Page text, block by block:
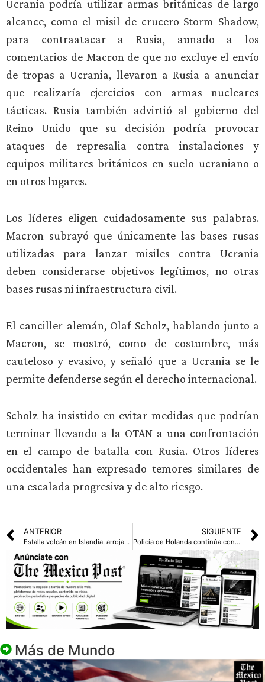
Ucrania podría utilizar armas británicas de largo
alcance, como el misil de crucero Storm Shadow,
para contraatacar a Rusia, aunado a los
comentarios de Macron de que no excluye el envío
de tropas a Ucrania, llevaron a Rusia a anunciar
que realizaría ejercicios con armas nucleares
tácticas. Rusia también advirtió al gobierno del
Reino Unido que su decisión podría provocar
ataques de represalia contra instalaciones y
equipos militares británicos en suelo ucraniano o
en otros lugares.
Los líderes eligen cuidadosamente sus palabras.
Macron subrayó que únicamente las bases rusas
utilizadas para lanzar misiles contra Ucrania
deben considerarse objetivos legítimos, no otras
bases rusas ni infraestructura civil.
El canciller alemán, Olaf Scholz, hablando junto a
Macron, se mostró, como de costumbre, más
cauteloso y evasivo, y señaló que a Ucrania se le
permite defenderse según el derecho internacional.
Scholz ha insistido en evitar medidas que podrían
terminar llevando a la OTAN a una confrontación
en el campo de batalla con Rusia. Otros líderes
occidentales han expresado temores similares de
una escalada progresiva y de alto riesgo.
ANTERIOR
Estalla volcán en Islandia, arrojando ríos de lava hacia una ciudad evacuada
SIGUIENTE
Policía de Holanda continúa con las pesquisas de la banda responsable de robo multimillonario de joyas
Más de Mundo